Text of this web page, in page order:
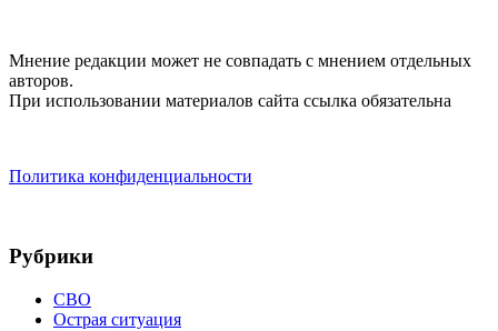
Мнение редакции может не совпадать с мнением отдельных
авторов.
При использовании материалов сайта ссылка обязательна
Политика конфиденциальности
Рубрики
СВО
Острая ситуация